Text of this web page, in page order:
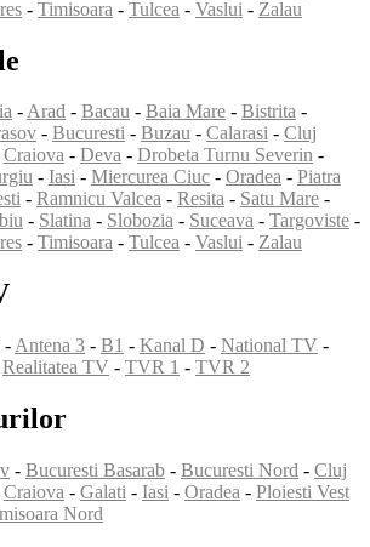
- Timisoara - Tulcea - Vaslui - Zalau
-Arad - Bacau - Baia Mare - Bistrita -
- Bucuresti - Buzau - Calarasi - Cluj
Craiova - Deva - Drobeta Turnu Severin -
- Iasi - Miercurea Ciuc - Oradea - Piatra
- Ramnicu Valcea - Resita - Satu Mare -
- Slatina - Slobozia - Suceava - Targoviste -
- Timisoara - Tulcea - Vaslui - Zalau
- Antena 3 - B1 - Kanal D - National TV -
Realitatea TV - TVR 1 - TVR 2
- Bucuresti Basarab - Bucuresti Nord - Cluj
Craiova - Galati - Iasi - Oradea - Ploiesti Vest
Nord